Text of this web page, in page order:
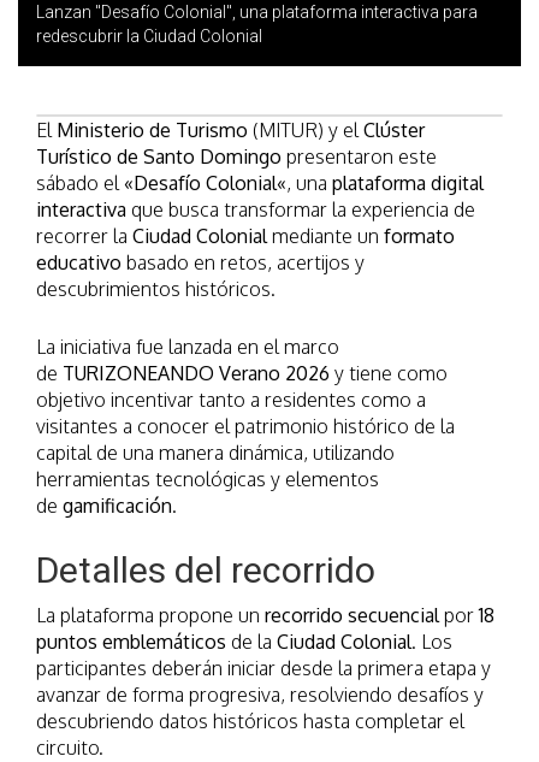
Lanzan "Desafío Colonial", una plataforma interactiva para
redescubrir la Ciudad Colonial
El Ministerio de Turismo (MITUR) y elClúster
Turístico de Santo Domingo presentaron este
sábado el «Desafío Colonial«, una plataforma digital
interactiva que busca transformar la experiencia de
recorrer la Ciudad Colonialmediante un formato
educativo basado en retos, acertijos y
descubrimientos históricos.
La iniciativa fue lanzada en el marco
de TURIZONEANDO Verano 2026 y tiene como
objetivo incentivar tanto a residentes como a
visitantes a conocer el patrimonio histórico de la
capital de una manera dinámica, utilizando
herramientas tecnológicas y elementos
de gamificación.
Detalles del recorrido
La plataforma propone un recorrido secuencialpor18
puntos emblemáticos de la Ciudad Colonial. Los
participantes deberán iniciar desde la primera etapa y
avanzar de forma progresiva, resolviendo desafíos y
descubriendo datos históricos hasta completar el
circuito.